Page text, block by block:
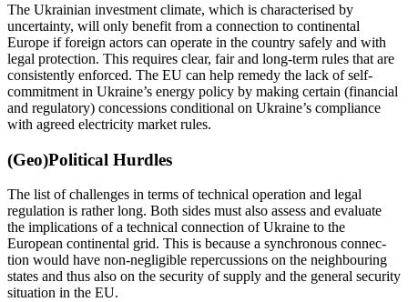
The Ukrainian investment climate, which is characterised by
uncertainty, will only benefit from a connection to continen­tal
Europe if foreign actors can operate in the country safely and with
legal protection. This requires clear, fair and long-term rules that are
consistently enforced. The EU can help remedy the lack of self-
commit­ment in Ukraine’s energy policy by making certain (financial
and regulatory) concessions conditional on Ukraine’s compliance
with agreed electricity market rules.
(Geo)Political Hurdles
The list of challenges in terms of technical operation and legal
regulation is rather long. Both sides must also assess and evalu­ate
the implications of a technical connection of Ukraine to the
European continental grid. This is because a synchronous con­nec­
tion would have non-negligible repercussions on the neighbouring
states and thus also on the security of supply and the gen­eral security
situation in the EU.